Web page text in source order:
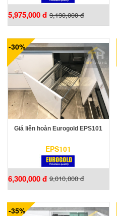
5,975,000 đ 9,190,000 đ
-30%
Giá liên hoàn Eurogold EPS101
EPS101
6,300,000 đ 9,010,000 đ
-35%